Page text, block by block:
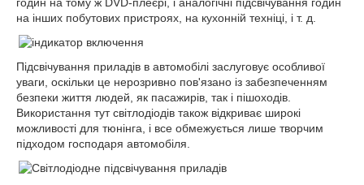
на інших побутових пристроях, на кухонній техніці, і т. д.
Підсвічування приладів в автомобілі заслуговує особливої
уваги, оскільки це нерозривно пов'язано із забезпеченням
безпеки життя людей, як пасажирів, так і пішоходів.
Використання тут світлодіодів також відкриває широкі
можливості для тюнінга, і все обмежується лише творчим
підходом господаря автомобіля.